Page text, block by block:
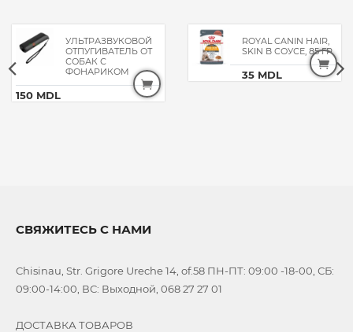
УЛЬТРАЗВУКОВОЙ
ОТПУГИВАТЕЛЬ ОТ
СОБАК С
ФОНАРИКОМ
150 MDL
ROYAL CANIN HAIR,
SKIN В СОУСЕ, 85 ГР
35 MDL
СВЯЖИТЕСЬ С НАМИ
Chisinau, Str. Grigore Ureche 14, of.58 ПН-ПТ: 09:00 -18-00, СБ:
09:00-14:00, ВС: Выходной, 068 27 27 01
ДОСТАВКА ТОВАРОВ